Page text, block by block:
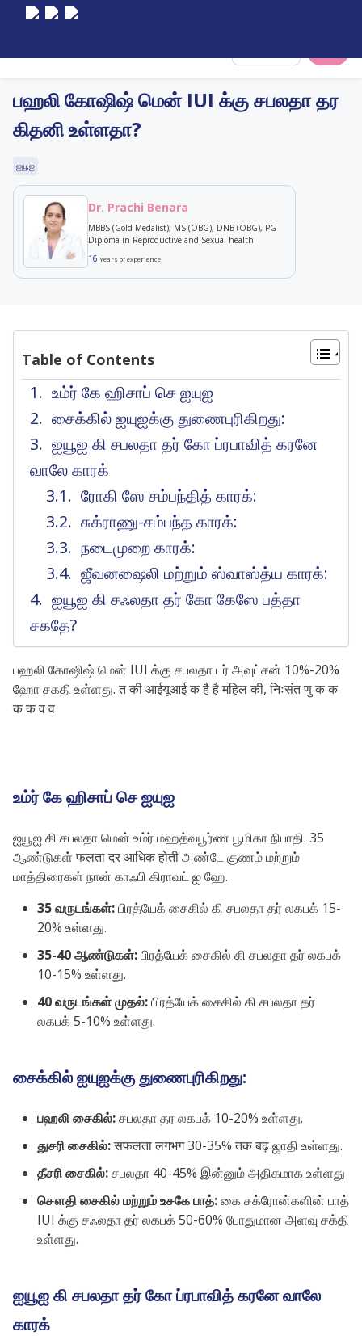
பஹலி கோஷிஷ் மென் IUI க்கு சபலதா தர
கிதனி உள்ளதா?
ஐயூஐ
Dr. Prachi Benara
MBBS (Gold Medalist), MS (OBG), DNB (OBG), PG
Diploma in Reproductive and Sexual health
16 Years of experience
Table of Contents
உம்ர் கே ஹிசாப் செ ஐயுஐ
சைக்கில் ஐயுஐக்கு துணைபுரிகிறது:
ஐயூஐ கி சபலதா தர் கோ ப்ரபாவித் கரனே
வாலே காரக்
ரோகி ஸே சம்பந்தித் காரக்:
சுக்ராணு-சம்பந்த காரக்:
நடைமுறை காரக்:
ஜீவனஷைலி மற்றும் ஸ்வாஸ்த்ய காரக்:
ஐயூஐ கி சஃலதா தர் கோ கேஸே பத்தா
சகதே?
பஹலி கோஷிஷ் மென் IUI க்கு சபலதா டர் அவுட்சன் 10%-20%
ஹோ சகதி உள்ளது. त की आईयूआई क है है महिल की, निःसंत णु क क
क क व व
உம்ர் கே ஹிசாப் செ ஐயுஐ
ஐயூஐ கி சபலதா மென் உம்ர் மஹத்வபூர்ண பூமிகா நிபாதி. 35
ஆண்டுகள் फलता दर आधिक होती அண்டே குணம் மற்றும்
மாத்திரைகள் நான் காஃபி கிராவட் ஐ ஹே.
35 வருடங்கள்:பிரத்யேக் சைகில் கி சபலதா தர் லகபக் 15-
20% உள்ளது.
35-40 ஆண்டுகள்:பிரத்யேக் சைகில் கி சபலதா தர் லகபக்
10-15% உள்ளது.
40 வருடங்கள் முதல்:பிரத்யேக் சைகில் கி சபலதா தர்
லகபக் 5-10% உள்ளது.
சைக்கில் ஐயுஐக்கு துணைபுரிகிறது:
பஹலி சைகில்:சபலதா தர லகபக் 10-20% உள்ளது.
துசரி சைகில்:सफलता लगभग 30-35% तक बढ़ ஜாதி உள்ளது.
தீசரி சைகில்:சபலதா 40-45% இன்னும் அதிகமாக உள்ளது
சௌதி சைகில் மற்றும் உசகே பாத்:கை சக்ரோன்களின் பாத்
IUI க்கு சஃலதா தர் லகபக் 50-60% போதுமான அளவு சக்தி
உள்ளது.
ஐயூஐ கி சபலதா தர் கோ ப்ரபாவித் கரனே வாலே
காரக்